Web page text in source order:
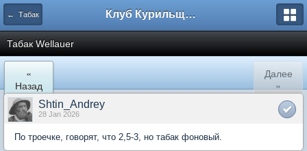
← Табак Клуб Курильщиков Трубки
Табак Wellauer
«
Назад
Далее
»
Shtin_Andrey
28 Jan 2026
По троечке, говорят, что 2,5-3, но табак фоновый.